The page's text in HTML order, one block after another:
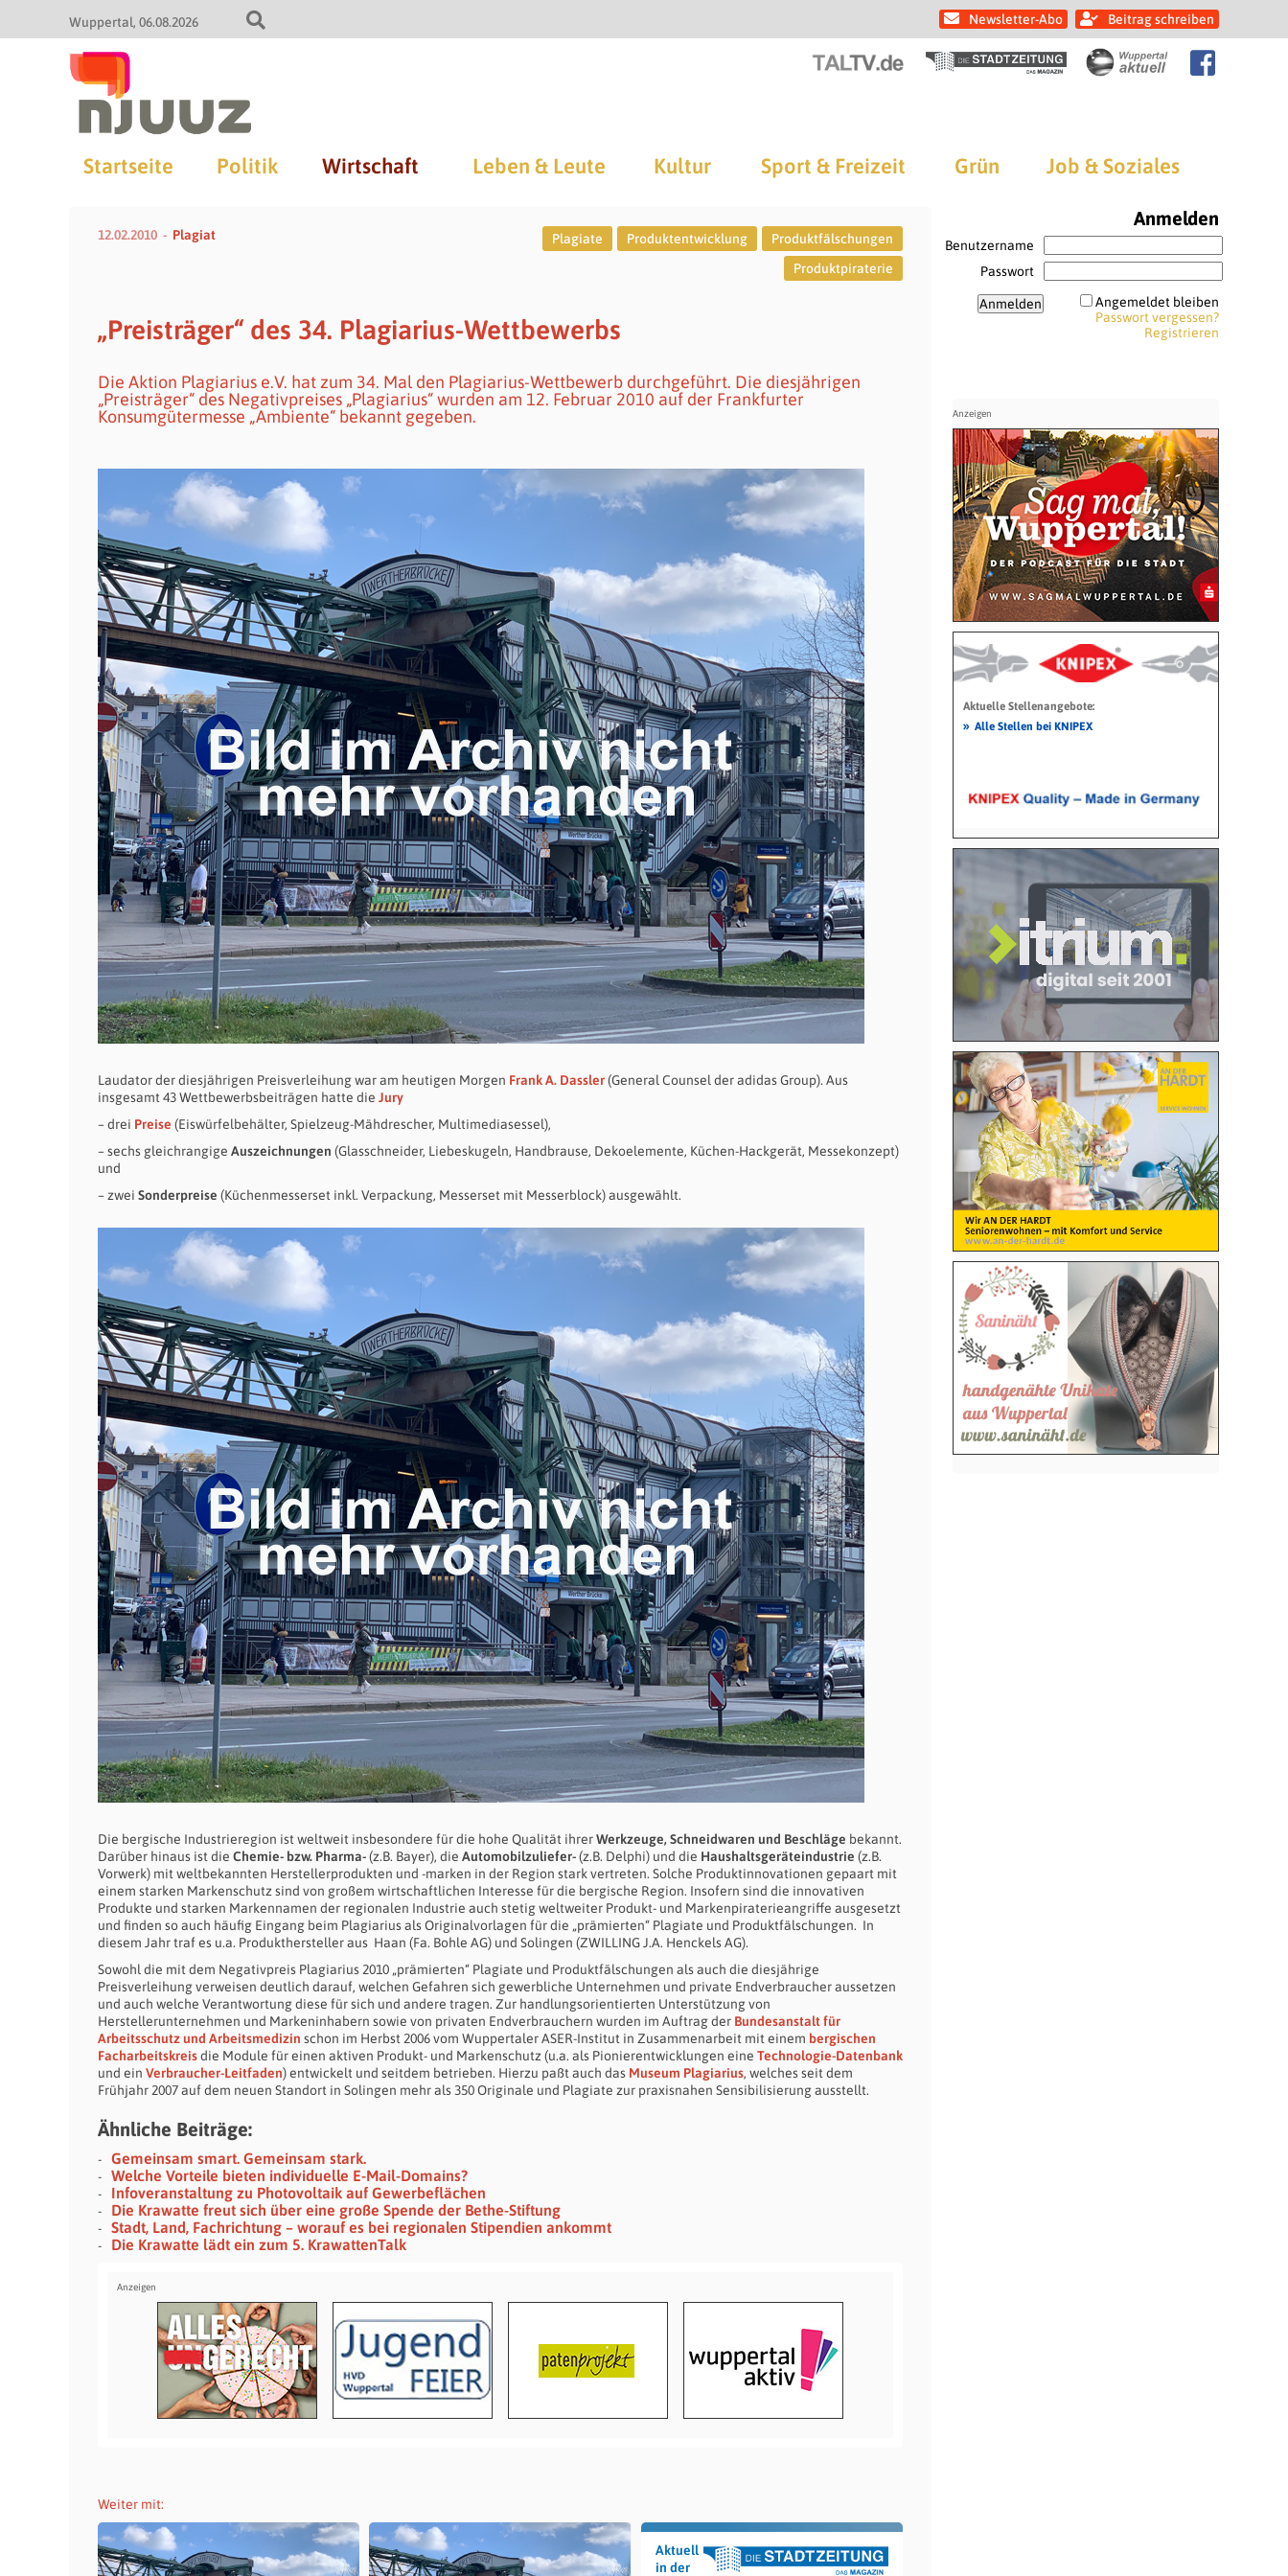
Wuppertal 06.08.2026 Newsletter-Abo Beitrag schreiben
Startseite Politik Wirtschaft Leben & Leute Kultur Sport & Freizeit Grün Job & Soziales
12.02.2010 Plagiat Plagiate Produktentwicklung
Produktfälschungen
Produktpiraterie
„Preisträger“ des 34. Plagiarius-Wettbewerbs
Die Aktion Plagiarius e.V. hat zum 34. Mal den Plagiarius-Wettbewerb durchgeführt. Die diesjährigen
„Preisträger“ des Negativpreises „Plagiarius“ wurden am 12. Februar 2010 auf der Frankfurter
Konsumgütermesse „Ambiente“ bekannt gegeben.
Laudator der diesjährigen Preisverleihung war am heutigen Morgen Frank A. Dassler(General Counsel der adidas Group). Aus
insgesamt 43 Wettbewerbsbeiträgen hatte die Jury
– drei Preise (Eiswürfelbehälter, Spielzeug-Mähdrescher, Multimediasessel),
– sechs gleichrangige Auszeichnungen (Glasschneider, Liebeskugeln, Handbrause, Dekoelemente, Küchen-Hackgerät, Messekonzept)
und
– zwei Sonderpreise (Küchenmesserset inkl. Verpackung, Messerset mit Messerblock) ausgewählt.
Die bergische Industrieregion ist weltweit insbesondere für die hohe Qualität ihrerWerkzeuge, Schneidwaren und Beschläge bekannt.
Darüber hinaus ist die Chemie- bzw. Pharma-(z.B. Bayer), die Automobilzuliefer-(z.B. Delphi) und die Haushaltsgeräteindustrie (z.B.
Vorwerk) mit weltbekannten Herstellerprodukten und -marken in der Region stark vertreten. Solche Produktinnovationen gepaart mit
einem starken Markenschutz sind von großem wirtschaftlichen Interesse für die bergische Region. Insofern sind die innovativen
Produkte und starken Markennamen der regionalen Industrie auch stetig weltweiter Produkt- und Markenpiraterieangriffe ausgesetzt
und finden so auch häufig Eingang beim Plagiarius als Originalvorlagen für die „prämierten“ Plagiate und Produktfälschungen. In
diesem Jahr traf es u.a. Produkthersteller aus Haan (Fa. Bohle AG) und Solingen (ZWILLING J.A. Henckels AG).
Sowohl die mit dem Negativpreis Plagiarius 2010 „prämierten“ Plagiate und Produktfälschungen als auch die diesjährige
Preisverleihung verweisen deutlich darauf, welchen Gefahren sich gewerbliche Unternehmen und private Endverbraucher aussetzen
und auch welche Verantwortung diese für sich und andere tragen. Zur handlungsorientierten Unterstützung von
Herstellerunternehmen und Markeninhabern sowie von privaten Endverbrauchern wurden im Auftrag der Bundesanstalt für
Arbeitsschutz und Arbeitsmedizin schon im Herbst 2006 vom Wuppertaler ASER-Institut in Zusammenarbeit mit einem bergischen
Facharbeitskreisdie Module für einen aktiven Produkt- und Markenschutz (u.a. als Pionierentwicklungen eine Technologie-Datenbank
und ein Verbraucher-Leitfaden) entwickelt und seitdem betrieben. Hierzu paßt auch das Museum Plagiarius, welches seit dem
Frühjahr 2007 auf dem neuen Standort in Solingen mehr als 350 Originale und Plagiate zur praxisnahen Sensibilisierung ausstellt.
Ähnliche Beiträge:
Gemeinsam smart. Gemeinsam stark.
Welche Vorteile bieten individuelle E-Mail-Domains?
Infoveranstaltung zu Photovoltaik auf Gewerbeflächen
Die Krawatte freut sich über eine große Spende der Bethe-Stiftung
Stadt, Land, Fachrichtung – worauf es bei regionalen Stipendien ankommt
Die Krawatte lädt ein zum 5. KrawattenTalk
Weiter mit:
Aktuell
in der
Anmelden
Benutzername
Passwort
Angemeldet bleiben
Passwort vergessen?
Registrieren
Aktuelle Stellenangebote:
» Alle Stellen bei KNIPEX